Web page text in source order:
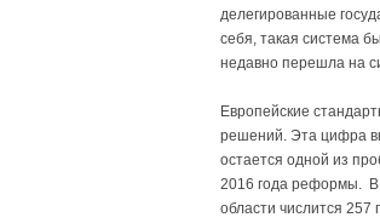
делегированные
себя, такая система
недавно перешла на
Европейские
решений. Эта цифра
остается одной из
2016 года реформы. В
области числится